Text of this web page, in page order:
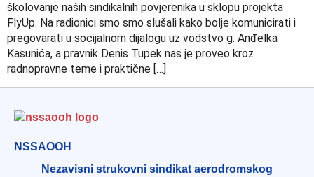
školovanje naših sindikalnih povjerenika u sklopu projekta
FlyUp. Na radionici smo smo slušali kako bolje komunicirati i
pregovarati u socijalnom dijalogu uz vodstvo g. Anđelka
Kasunića, a pravnik Denis Tupek nas je proveo kroz
radnopravne teme i praktične […]
NSSAOOH
Nezavisni strukovni sindikat aerodromskog